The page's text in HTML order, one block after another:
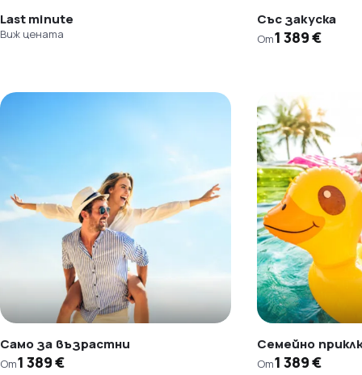
Last minute
Виж цената
Със закуска
От1 389 €
Само за възрастни
От1 389 €
Семейно
От1 389 €